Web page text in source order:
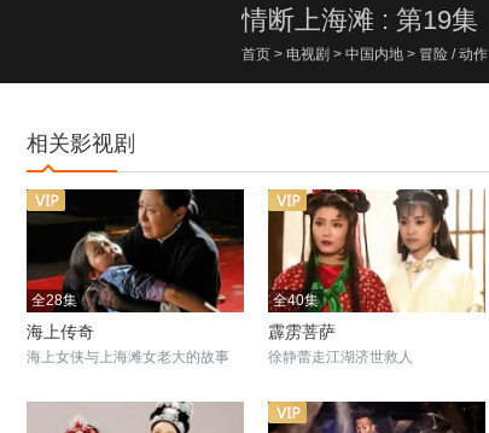
情断上海滩 : 第19集
首页 > 电视剧 > 中国内地 > 冒险 / 动作
相关影视剧
全28集
海上传奇
海上女侠与上海滩女老大的故事
全40集
霹雳菩萨
徐静蕾走江湖济世救人